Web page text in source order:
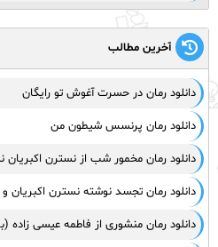
آخرین مطالب
دانلود رمان در حسرت آغوش تو رایگان
دانلود رمان پرنسس شیطون من
دانلود رمان مخمور شب از نسترن اکبریان
دانلود رمان تجسد نوشته نسترن اکبریان
دانلود رمان منشوری از فاطمه عیسی زاده